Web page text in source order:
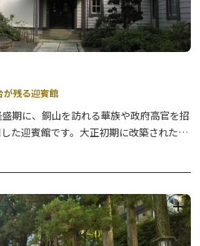
が残る迎賓館
期に、銅山を訪れる華族や政府高官を招
た迎賓館です。大正初期に改築された建
す。